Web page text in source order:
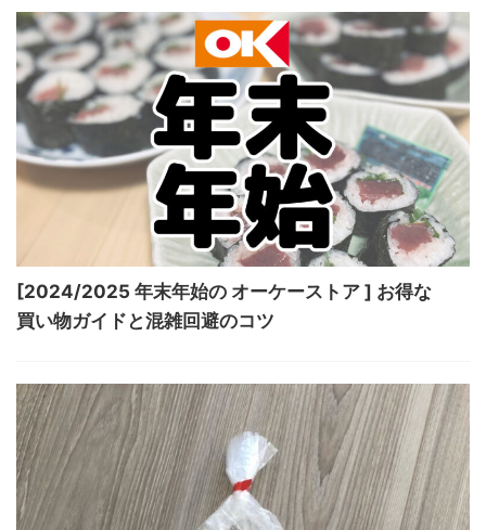
[2024/2025 年末年始の オーケーストア ] お得な
買い物ガイドと混雑回避のコツ